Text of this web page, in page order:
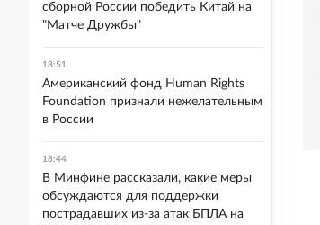
сборной России победить Китай на
"Матче Дружбы"
18:51
Американский фонд Human Rights
Foundation признали нежелательным
в России
18:44
В Минфине рассказали, какие меры
обсуждаются для поддержки
пострадавших из-за атак БПЛА на